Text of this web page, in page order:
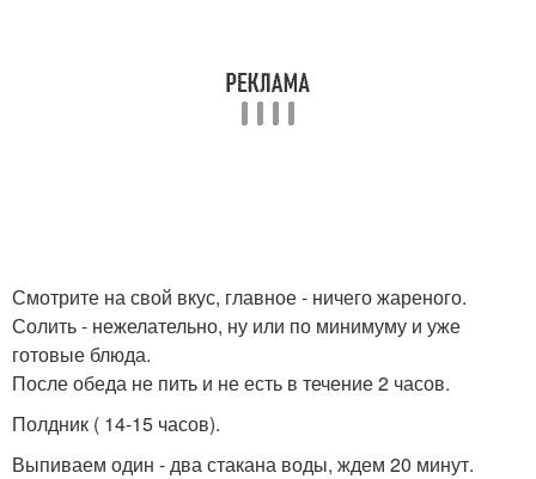
Смотрите на свой вкус, главное - ничего жареного.
Солить - нежелательно, ну или по минимуму и уже
готовые блюда.
После обеда не пить и не есть в течение 2 часов.
Полдник ( 14-15 часов).
Выпиваем один - два стакана воды, ждем 20 минут.